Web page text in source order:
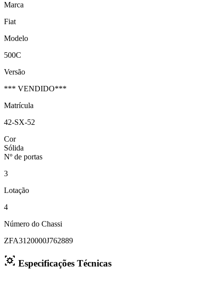
Marca
Fiat
Modelo
500C
Versão
*** VENDIDO***
Matrícula
42-SX-52
Cor
Sólida
Nº de portas
3
Lotação
4
Número do Chassi
ZFA3120000J762889
Especificações Técnicas